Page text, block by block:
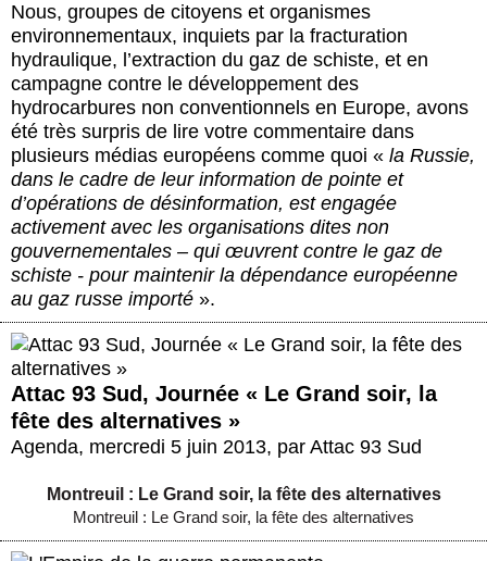
Nous, groupes de citoyens et organismes
environnementaux, inquiets par la fracturation
hydraulique, l’extraction du gaz de schiste, et en
campagne contre le développement des
hydrocarbures non conventionnels en Europe, avons
été très surpris de lire votre commentaire dans
plusieurs médias européens comme quoi « la Russie,
dans le cadre de leur information de pointe et
d’opérations de désinformation, est engagée
activement avec les organisations dites non
gouvernementales – qui œuvrent contre le gaz de
schiste - pour maintenir la dépendance européenne
au gaz russe importé ».
Attac 93 Sud, Journée « Le Grand soir, la
fête des alternatives »
Agenda, mercredi 5 juin 2013, par Attac 93 Sud
Montreuil : Le Grand soir, la fête des alternatives
Montreuil : Le Grand soir, la fête des alternatives